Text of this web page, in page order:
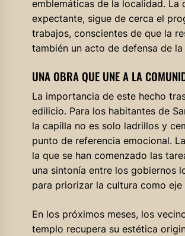
emblemáticas de la localidad. La
expectante, sigue de cerca el
trabajos, conscientes de que la
también un acto de defensa de
UNA OBRA QUE UNE A LA
La importancia de este hecho
edilicio. Para los habitantes de
la capilla no es solo ladrillos y
punto de referencia emocional.
la que se han comenzado las
una sintonía entre los gobiernos
para priorizar la cultura como eje
En los próximos meses, los
templo recupera su estética